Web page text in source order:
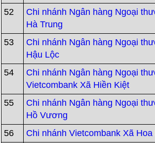
52
Chi nhánh Ngân hàng Ngoại
Hà Trung
53
Chi nhánh Ngân hàng Ngoại
Hậu Lộc
54
Chi nhánh Ngân hàng Ngoại
Vietcombank Xã Hiền Kiệt
55
Chi nhánh Ngân hàng Ngoại
Hồ Vương
56 Chi nhánh Vietcombank Xã Hoa